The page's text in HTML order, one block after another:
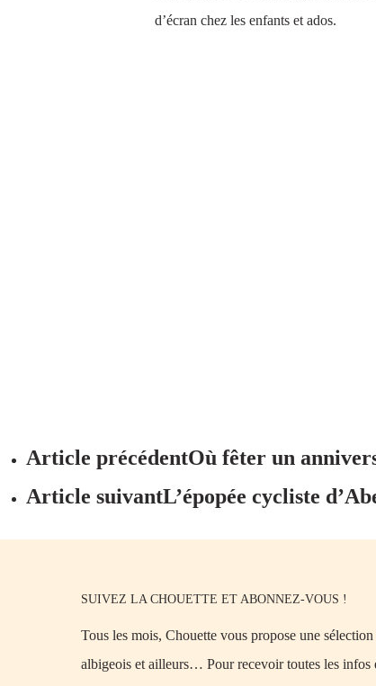
d’écran chez les enfants et ados.
Article précédentOù fêter un
Article suivantL’épopée cycliste
SUIVEZ LA CHOUETTE ET ABONNEZ-VOUS !
Tous les mois, Chouette vous propose une
albigeois et ailleurs… Pour recevoir toutes les infos